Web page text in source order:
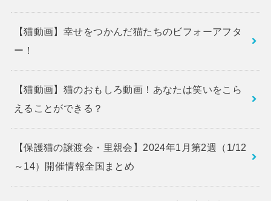
【猫動画】幸せをつかんだ猫たちのビフォーアフタ
ー！
【猫動画】猫のおもしろ動画！あなたは笑いをこら
えることができる？
【保護猫の譲渡会・里親会】2024年1月第2週（1/12
～14）開催情報全国まとめ